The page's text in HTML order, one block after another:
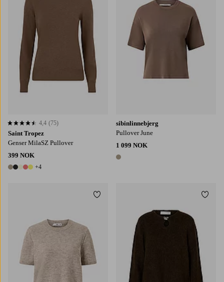
Saint Tropez
Genser MilaSZ Pullover
399 NOK
9 farger
+4
4,4 basert på 75 karaktergivninger
4,4 (75)
sibinlinnebjerg
Pullover June
1 099 NOK
1 farge
Legg til favoritter